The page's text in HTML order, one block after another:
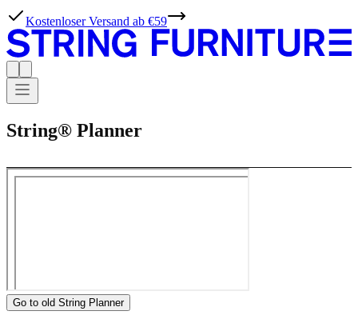
Kostenloser Versand ab €59
String® Planner
Go to old String Planner